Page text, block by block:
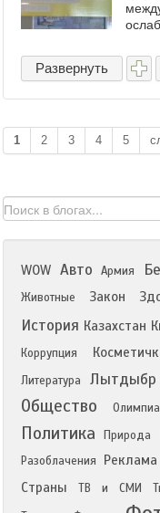
евро
Развернуть
1 2 3 4 5
WOW Авто Армия
Животные
Закон
История Казахстан
Коррупция
Литература Лытдыбр
Общество
Политика Природа
Разоблачения
Реклама
Страны
ТВ и СМИ